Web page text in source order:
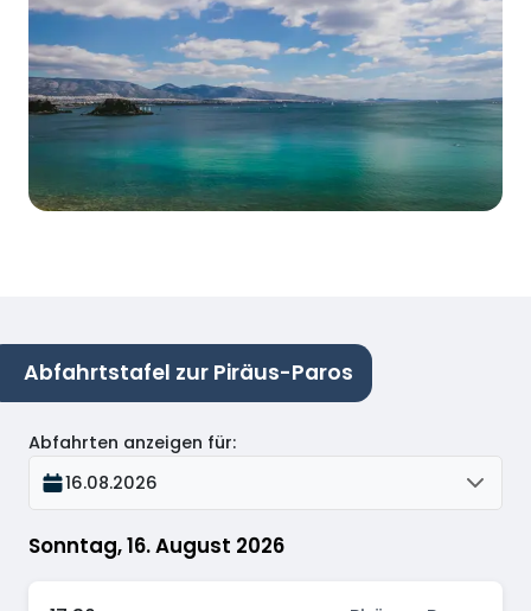
Abfahrtstafel zur Piräus-Paros
Sonntag, 16. August 2026
Abfahrten anzeigen für:
16.08.2026